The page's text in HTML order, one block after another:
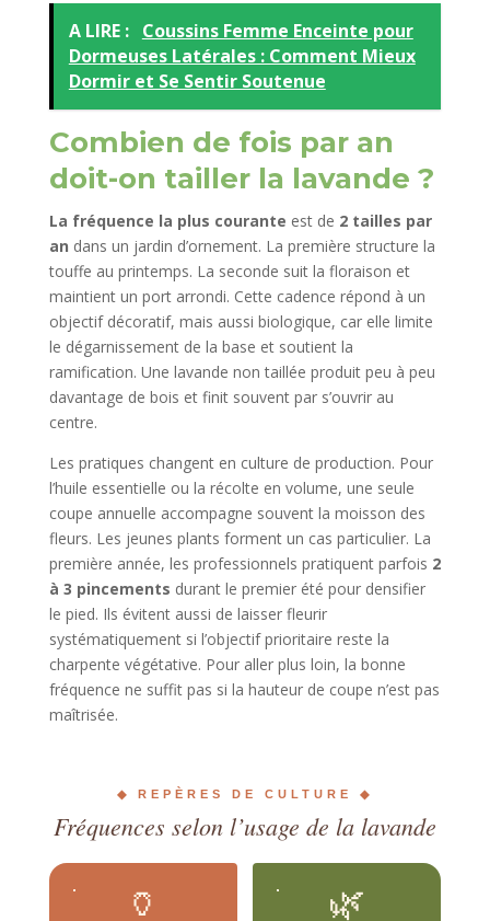
A LIRE : Coussins Femme Enceinte pour
Dormeuses Latérales : Comment Mieux
Dormir et Se Sentir Soutenue
Combien de fois par an
doit-on tailler la lavande ?
La fréquence la plus courante est de 2 tailles par
an dans un jardin d’ornement. La première structure la
touffe au printemps. La seconde suit la floraison et
maintient un port arrondi. Cette cadence répond à un
objectif décoratif, mais aussi biologique, car elle limite
le dégarnissement de la base et soutient la
ramification. Une lavande non taillée produit peu à peu
davantage de bois et finit souvent par s’ouvrir au
centre.
Les pratiques changent en culture de production. Pour
l’huile essentielle ou la récolte en volume, une seule
coupe annuelle accompagne souvent la moisson des
fleurs. Les jeunes plants forment un cas particulier. La
première année, les professionnels pratiquent parfois 2
à 3 pincements durant le premier été pour densifier
le pied. Ils évitent aussi de laisser fleurir
systématiquement si l’objectif prioritaire reste la
charpente végétative. Pour aller plus loin, la bonne
fréquence ne suffit pas si la hauteur de coupe n’est pas
maîtrisée.
◆ REPÈRES DE CULTURE ◆
Fréquences selon l’usage de la lavande
🏺 🌿